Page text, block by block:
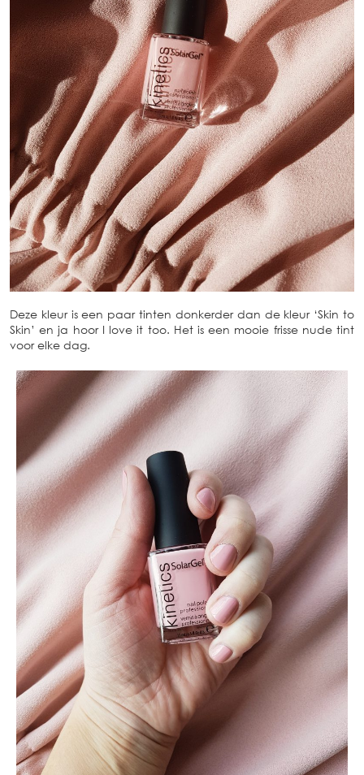
Deze kleur is een paar tinten donkerder dan de kleur ‘Skin to
Skin’ en ja hoor I love it too. Het is een mooie frisse nude tint
voor elke dag.